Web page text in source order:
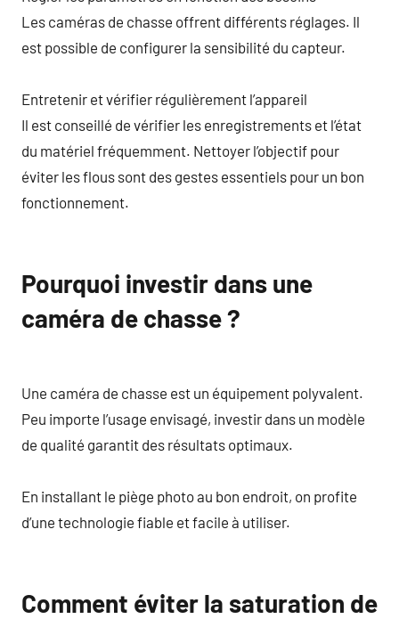
Les caméras de chasse offrent différents réglages. Il
est possible de configurer la sensibilité du capteur.
Entretenir et vérifier régulièrement l’appareil
Il est conseillé de vérifier les enregistrements et l’état
du matériel fréquemment. Nettoyer l’objectif pour
éviter les flous sont des gestes essentiels pour un bon
fonctionnement.
Pourquoi investir dans une
caméra de chasse ?
Une caméra de chasse est un équipement polyvalent.
Peu importe l’usage envisagé, investir dans un modèle
de qualité garantit des résultats optimaux.
En installant le piège photo au bon endroit, on profite
d’une technologie fiable et facile à utiliser.
Comment éviter la saturation de